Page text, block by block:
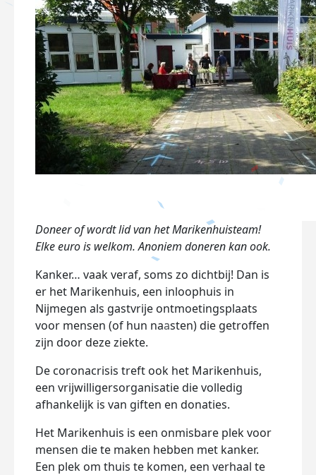
Doneer of wordt lid van het Marikenhuisteam!
Elke euro is welkom. Anoniem doneren kan ook.
Kanker… vaak veraf, soms zo dichtbij! Dan is
er het Marikenhuis, een inloophuis in
Nijmegen als gastvrije ontmoetingsplaats
voor mensen (of hun naasten) die getroffen
zijn door deze ziekte.
De coronacrisis treft ook het Marikenhuis,
een vrijwilligersorganisatie die volledig
afhankelijk is van giften en donaties.
Het Marikenhuis is een onmisbare plek voor
mensen die te maken hebben met kanker.
Een plek om thuis te komen, een verhaal te